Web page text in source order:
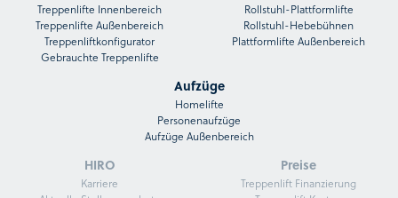
Treppenlifte Innenbereich
Treppenlifte Außenbereich
Treppenliftkonfigurator
Gebrauchte Treppenlifte
Rollstuhl-Plattformlifte
Rollstuhl-Hebebühnen
Plattformlifte Außenbereich
Aufzüge
Homelifte
Personenaufzüge
Aufzüge Außenbereich
HIRO
Karriere
Preise
Treppenlift Finanzierung